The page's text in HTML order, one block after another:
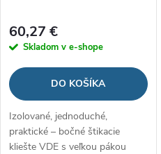
60,27 €
Skladom v e-shope
DO KOŠÍKA
Izolované, jednoduché,
praktické – bočné štikacie
kliešte VDE s veľkou pákou